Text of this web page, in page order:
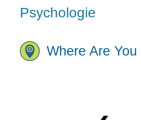
Psychologie
Where Are You